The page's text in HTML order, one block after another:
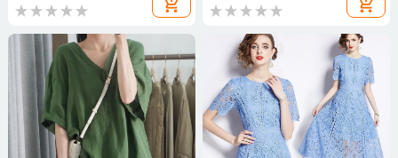
add_shopping_cart
και φθινόπωρο
add_shopping_cart